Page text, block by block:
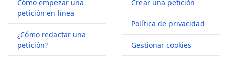
Cómo empezar una
petición en línea
¿Cómo redactar una
petición?
Crear una petición
Política de privacidad
Gestionar cookies